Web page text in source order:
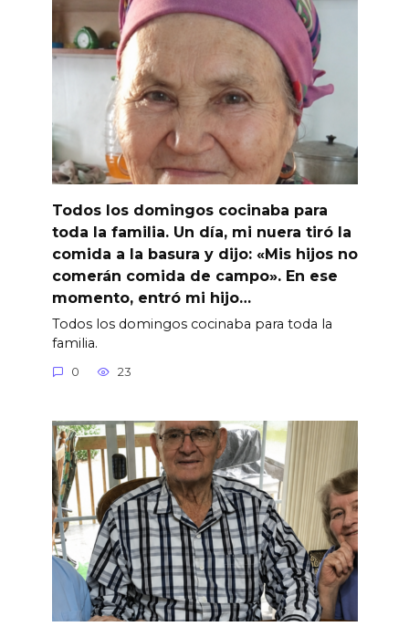
Todos los domingos cocinaba para
toda la familia. Un día, mi nuera tiró la
comida a la basura y dijo: «Mis hijos no
comerán comida de campo». En ese
momento, entró mi hijo…
Todos los domingos cocinaba para toda la
familia.
0 23